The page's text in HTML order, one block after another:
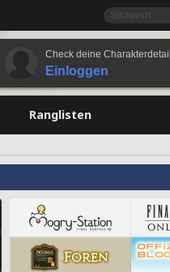
Check deine
Einloggen
Ranglisten